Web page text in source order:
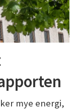
mye energi,